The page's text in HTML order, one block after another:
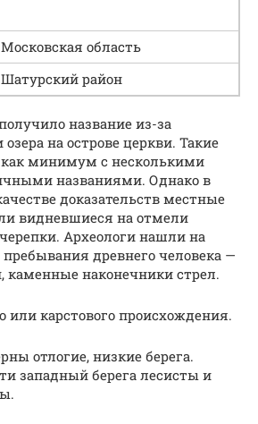
Московская область
Шатурский район
название из-за
на острове церкви. Такие
минимум с несколькими
названиями. Однако в
доказательств местные
видневшиеся на отмели
Археологи нашли на
древнего человека —
каменные наконечники стрел.
или карстового происхождения.
отлогие, низкие берега.
западный берега лесисты и